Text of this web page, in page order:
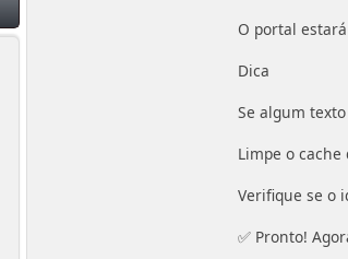
O portal
Dica
Se algum
Limpe o cache
Verifique se o
✅ Pronto!